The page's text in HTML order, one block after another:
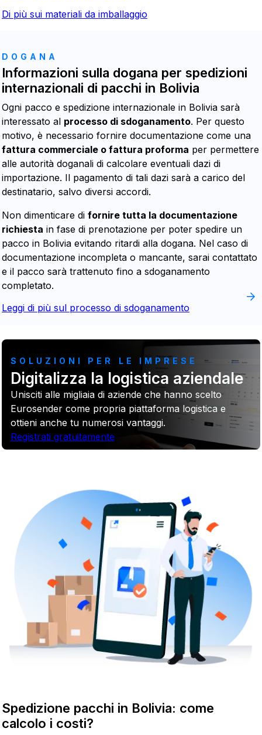
Di più sui materiali da imballaggio
DOGANA
Informazioni sulla dogana per spedizioni
internazionali di pacchi in Bolivia
Ogni pacco e spedizione internazionale in Bolivia sarà
interessato al processo di sdoganamento. Per questo
motivo, è necessario fornire documentazione come una
fattura commerciale o fattura proforma per permettere
alle autorità doganali di calcolare eventuali dazi di
importazione. Il pagamento di tali dazi sarà a carico del
destinatario, salvo diversi accordi.
Non dimenticare di fornire tutta la documentazione
richiesta in fase di prenotazione per poter spedire un
pacco in Bolivia evitando ritardi alla dogana. Nel caso di
documentazione incompleta o mancante, sarai contattato
e il pacco sarà trattenuto fino a sdoganamento
completato.
Leggi di più sul processo di sdoganamento
SOLUZIONI PER LE IMPRESE
Digitalizza la logistica aziendale
Unisciti alle migliaia di aziende che hanno scelto
Eurosender come propria piattaforma logistica e
ottieni anche tu numerosi vantaggi.
Registrati gratuitamente
Spedizione pacchi in Bolivia: come
calcolo i costi?